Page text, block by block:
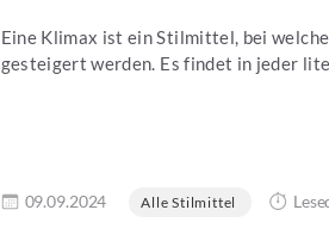
Eine Klimax ist ein Stilmittel, bei
gesteigert werden. Es findet in jeder
09.09.2024 Alle Stilmittel